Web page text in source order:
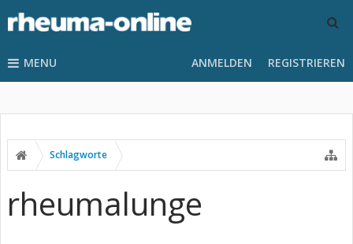
MENU ANMELDEN REGISTRIEREN
Schlagworte
rheumalunge